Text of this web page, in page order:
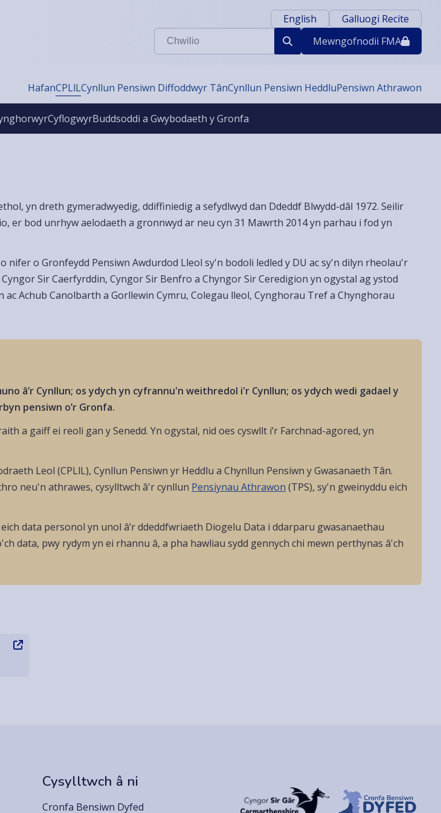
English
Galluogi Recite
Chwilio
Mewngofnodii FMA
HafanCPLlLCynllun Pensiwn Diffoddwyr TânCynllun Pensiwn HeddluPensiwn Athrawon
CyflogwyrBuddsoddi a Gwybodaeth y Gronfa
yn dreth gymeradwyedig, ddiffiniedig a sefydlwyd dan Ddeddf Blwydd-dâl 1972. Seilir
er bod unrhyw aelodaeth a gronnwyd ar neu cyn 31 Mawrth 2014 yn parhau i fod yn
o Gronfeydd Pensiwn Awdurdod Lleol sy'n bodoli ledled y DU ac sy'n dilyn rheolau'r
Sir Caerfyrddin, Cyngor Sir Benfro a Chyngor Sir Ceredigion yn ogystal ag ystod
Achub Canolbarth a Gorllewin Cymru, Colegau lleol, Cynghorau Tref a Chynghorau
â’r Cynllun; os ydych yn cyfrannu'n weithredol i'r Cynllun; os ydych wedi gadael y
pensiwn o’r Gronfa.
a gaiff ei reoli gan y Senedd. Yn ogystal, nid oes cyswllt i’r Farchnad-agored, yn
Leol (CPLlL), Cynllun Pensiwn yr Heddlu a Chynllun Pensiwn y Gwasanaeth Tân.
neu'n athrawes, cysylltwch â'r cynllun Pensiynau Athrawon (TPS), sy'n gweinyddu eich
data personol yn unol â’r ddeddfwriaeth Diogelu Data i ddarparu gwasanaethau
data, pwy rydym yn ei rhannu â, a pha hawliau sydd gennych chi mewn perthynas â'ch
Cysylltwch â ni
Cronfa Bensiwn Dyfed